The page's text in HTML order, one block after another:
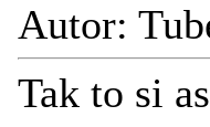
Autor:
Tak to si